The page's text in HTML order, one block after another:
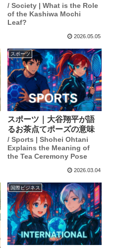
/ Society | What is the Role
of the Kashiwa Mochi
Leaf?
2026.05.05
スポーツ
スポーツ｜大谷翔平が語
るお茶点てポーズの意味
/ Sports | Shohei Ohtani
Explains the Meaning of
the Tea Ceremony Pose
2026.03.04
国際ビジネス